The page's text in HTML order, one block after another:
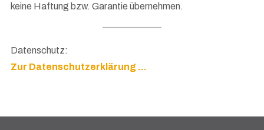
keine Haftung bzw. Garantie übernehmen.
Datenschutz:
Zur Datenschutzerklärung …